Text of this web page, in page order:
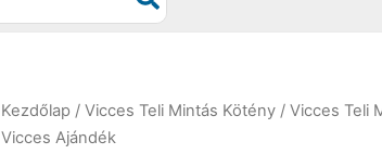
Kezdőlap / Vicces Teli Mintás Kötény / Vicces Teli
Vicces Ajándék